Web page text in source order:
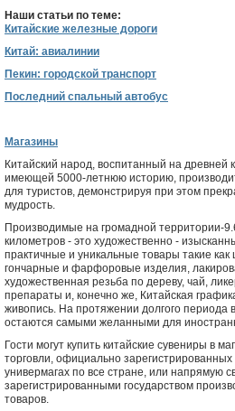
Наши статьи по теме:
Китайские железные дороги
Китай: авиалинии
Пекин: городской транспорт
Последний спальный автобус
Магазины
Китайский народ, воспитанный на древней
имеющей 5000-летнюю историю,
для туристов, демонстрируя при этом
мудрость.
Производимые на громадной территории-
километров - это художественно -
практичные и уникальные товары такие
гончарные и фарфоровые изделия,
художественная резьба по дереву, чай,
препараты и, конечно же, Китайская
живопись. На протяжении долгого периода
остаются самыми желанными для
Гости могут купить китайские сувениры в
торговли, официально зарегистрированных
универмагах по все стране, или напрямую
зарегистрированными государством
товаров.